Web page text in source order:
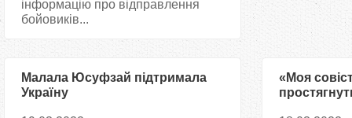
інформацію про відправлення
бойовиків...
Малала Юсуфзай підтримала
Україну
«Моя